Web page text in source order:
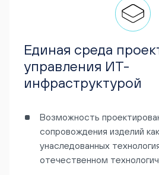
Единая среда
управления ИТ-
инфраструктурой
Возможность
сопровождения изделий
унаследованных
отечественном